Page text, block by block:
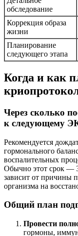
обследование
Коррекция образа
жизни
Планирование
следующего этапа
Когда и как
Через сколько
к следующему
Рекомендуется
гормонального
воспалительных
Обычно этот срок —
зависит от причины
организма на
Общий план
Провести
гормоны,